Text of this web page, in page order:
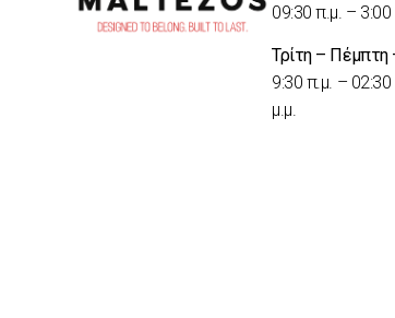
09:30 π.μ. – 3:00
Τρίτη –
9:30 π.μ. –
μ.μ.